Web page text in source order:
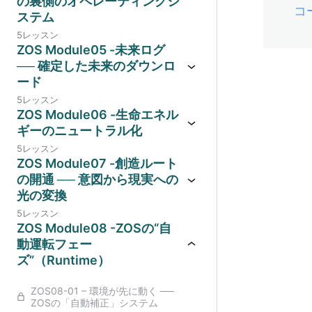
ステム
5レッスン
ZOS Module05 -未来ログ
── 確定した未来のダウンロ
ード
5レッスン
ZOS Module06 -生命エネル
ギーのニュートラル化
5レッスン
ZOS Module07 -創造ルート
の開通 ── 意図から現実への
光の変換
5レッスン
ZOS Module08 -ZOSの“自
動運転フェー
ズ”（Runtime）
ZOS08-01 – 環境が先に動く ──
ZOSの「自動補正」システム
コ